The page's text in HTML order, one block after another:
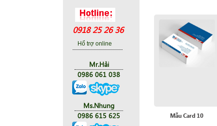
0918 25 26 36
Hổ trợ online
Mr.Hải
0986 061 038
Ms.Nhung
0986 615 625
Mẫu Card 10